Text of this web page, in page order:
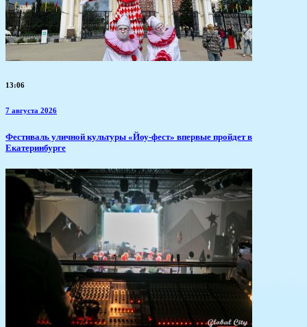
13:06
7 августа 2026
​Фестиваль уличной культуры «Йоу-фест» впервые пройдет в
Екатеринбурге